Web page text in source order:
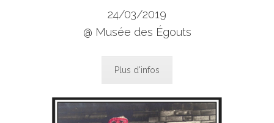
24/03/2019
@ Musée des Égouts
Plus d'infos